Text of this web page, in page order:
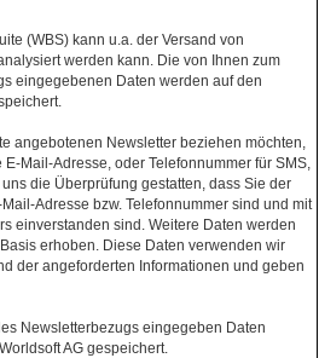
(WBS) kann u.a. der Versand von
werden kann. Die von Ihnen zum
eingegebenen Daten werden auf den
angebotenen Newsletter beziehen möchten,
Mail-Adresse, oder Telefonnummer für SMS,
die Überprüfung gestatten, dass Sie der
Adresse bzw. Telefonnummer sind und mit
einverstanden sind. Weitere Daten werden
erhoben. Diese Daten verwenden wir
der angeforderten Informationen und geben
Newsletterbezugs eingegeben Daten
AG gespeichert.